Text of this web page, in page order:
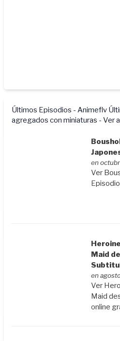
Últimos Episodios - Animeflv
agregados con miniaturas - Ver
en
Ver
Maid
en
Ver
Maid
online